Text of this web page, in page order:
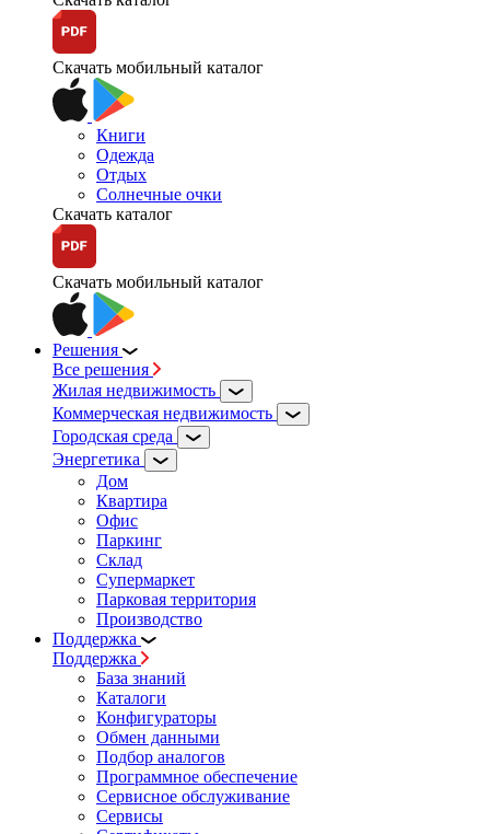
Скачать мобильный каталог
Книги
Одежда
Отдых
Солнечные очки
Скачать каталог
Скачать мобильный каталог
Решения
Все решения
Жилая недвижимость
Коммерческая недвижимость
Городская среда
Энергетика
Дом
Квартира
Офис
Паркинг
Склад
Супермаркет
Парковая территория
Производство
Поддержка
Поддержка
База знаний
Каталоги
Конфигураторы
Обмен данными
Подбор аналогов
Программное обеспечение
Сервисное обслуживание
Сервисы